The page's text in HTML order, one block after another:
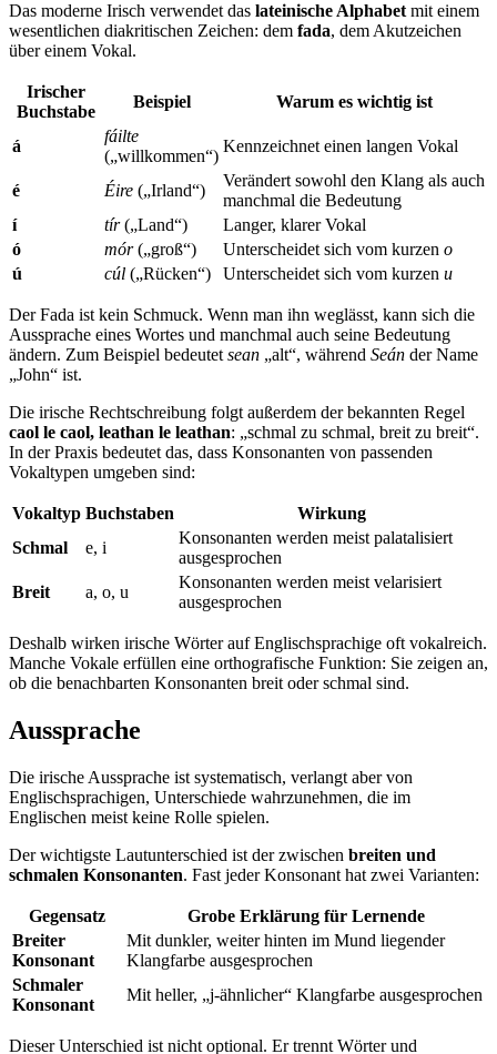
Das moderne Irisch verwendet das lateinische Alphabet mit einem
wesentlichen diakritischen Zeichen: dem fada, dem Akutzeichen
über einem Vokal.
Irischer
Buchstabe
Beispiel Warum es wichtig ist
á
fáilte
(„willkommen“)
Kennzeichnet einen langen Vokal
é Éire („Irland“)
Verändert sowohl den Klang als auch
manchmal die Bedeutung
í
tír(„Land“)
Langer, klarer Vokal
ó
mór(„groß“) Unterscheidet sich vom kurzen o
ú
cúl („Rücken“) Unterscheidet sich vom kurzen u
Der Fada ist kein Schmuck. Wenn man ihn weglässt, kann sich die
Aussprache eines Wortes und manchmal auch seine Bedeutung
ändern. Zum Beispiel bedeutet sean „alt“, während Seán der Name
„John“ ist.
Die irische Rechtschreibung folgt außerdem der bekannten Regel
caol le caol, leathan le leathan: „schmal zu schmal, breit zu breit“.
In der Praxis bedeutet das, dass Konsonanten von passenden
Vokaltypen umgeben sind:
Vokaltyp Buchstaben
Wirkung
Schmal
e, i
Konsonanten werden meist palatalisiert
ausgesprochen
Breit
a, o, u
Konsonanten werden meist velarisiert
ausgesprochen
Deshalb wirken irische Wörter auf Englischsprachige oft vokalreich.
Manche Vokale erfüllen eine orthografische Funktion: Sie zeigen an,
ob die benachbarten Konsonanten breit oder schmal sind.
Aussprache
Die irische Aussprache ist systematisch, verlangt aber von
Englischsprachigen, Unterschiede wahrzunehmen, die im
Englischen meist keine Rolle spielen.
Der wichtigste Lautunterschied ist der zwischen breiten und
schmalen Konsonanten. Fast jeder Konsonant hat zwei Varianten:
Gegensatz
Grobe Erklärung für Lernende
Breiter
Konsonant
Mit dunkler, weiter hinten im Mund liegender
Klangfarbe ausgesprochen
Schmaler
Konsonant
Mit heller, „j-ähnlicher“ Klangfarbe ausgesprochen
Dieser Unterschied ist nicht optional. Er trennt Wörter und